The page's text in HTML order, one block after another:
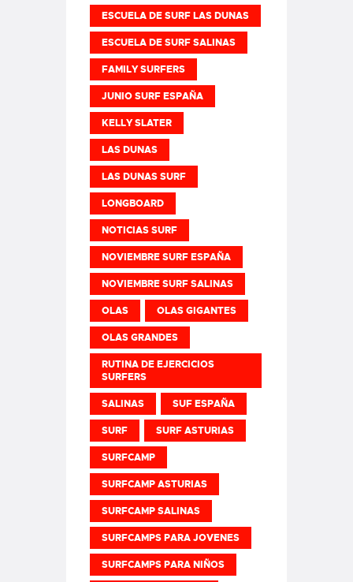
ESCUELA DE SURF LAS DUNAS
ESCUELA DE SURF SALINAS
FAMILY SURFERS
JUNIO SURF ESPAÑA
KELLY SLATER
LAS DUNAS
LAS DUNAS SURF
LONGBOARD
NOTICIAS SURF
NOVIEMBRE SURF ESPAÑA
NOVIEMBRE SURF SALINAS
OLAS OLAS GIGANTES
OLAS GRANDES
RUTINA DE EJERCICIOS
SURFERS
SALINAS SUF ESPAÑA
SURF SURF ASTURIAS
SURFCAMP
SURFCAMP ASTURIAS
SURFCAMP SALINAS
SURFCAMPS PARA JOVENES
SURFCAMPS PARA NIÑOS